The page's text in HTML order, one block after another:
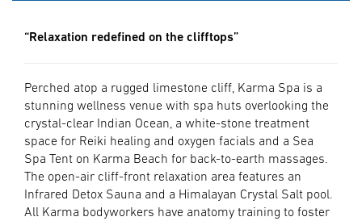
“Relaxation redefined on the clifftops”
Perched atop a rugged limestone cliff, Karma Spa is a
stunning wellness venue with spa huts overlooking the
crystal-clear Indian Ocean, a white-stone treatment
space for Reiki healing and oxygen facials and a Sea
Spa Tent on Karma Beach for back-to-earth massages.
The open-air cliff-front relaxation area features an
Infrared Detox Sauna and a Himalayan Crystal Salt pool.
All Karma bodyworkers have anatomy training to foster